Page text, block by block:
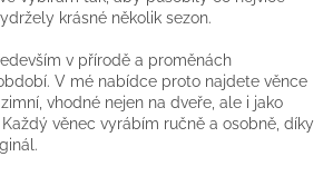
krásné několik sezon.
v přírodě a proměnách
V mé nabídce proto najdete věnce
vhodné nejen na dveře, ale i jako
věnec vyrábím ručně a osobně, díky